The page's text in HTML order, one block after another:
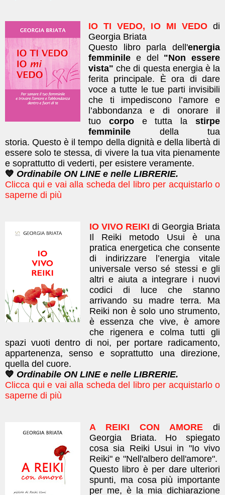
IO TI VEDO, IO MI VEDO di
Georgia Briata
Questo libro parla dell'energia
femminile e del "Non essere
vista"che di questa energia è la
ferita principale. È ora di dare
voce a tutte le tue parti invisibili
che ti impediscono l’amore e
l’abbondanza e di onorare il
tuo corpo e tutta lastirpe
femminile della tua
storia.Questo è il tempo della dignità e della libertà di
essere solo te stessa, di vivere la tua vita pienamente
e soprattutto di vederti, per esistere veramente.
💙 Ordinabile ON LINE e nelle LIBRERIE.
Clicca qui e vai alla scheda del libro per acquistarlo o
saperne di più
IO VIVO REIKI di Georgia Briata
Il Reiki metodo Usui è una
pratica energetica che consente
di indirizzare l’energia vitale
universale verso sé stessi e gli
altri e aiuta a integrare i nuovi
codici di luce che stanno
arrivando su madre terra. Ma
Reiki non è solo uno strumento,
è essenza che vive, è amore
che rigenera e colma tutti gli
spazi vuoti dentro di noi, per portare radicamento,
appartenenza, senso e soprattutto una direzione,
quella del cuore.
💙 Ordinabile ON LINE e nelle LIBRERIE.
Clicca qui e vai alla scheda del libro per acquistarlo o
saperne di più
A REIKI CON AMORE di
Georgia Briata. Ho spiegato
cosa sia Reiki Usui in "Io vivo
Reiki" e "Nell'albero dell'amore".
Questo libro è per dareulteriori
spunti, ma cosa più importante
per me, è la mia dichiarazione